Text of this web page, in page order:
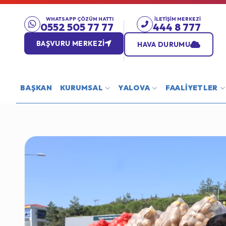
WHATSAPP ÇÖZÜM HATTI
0552 505 77 77
BAŞVURU MERKEZİ
İLETIŞIM MERKEZI
444 8 777
HAVA DURUMU
BAŞKAN KURUMSAL YALOVA FAALİYETLER